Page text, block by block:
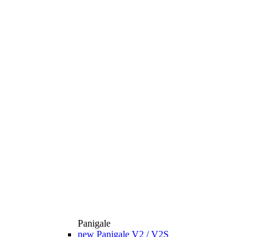
Panigale
new Panigale V2 / V2S